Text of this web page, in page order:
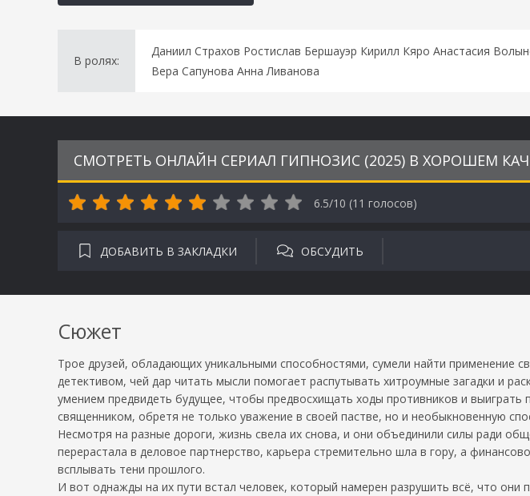
В ролях:
Даниил Страхов Ростислав Бершауэр Кирилл Кяро Анастасия
Вера Сапунова Анна Ливанова
СМОТРЕТЬ ОНЛАЙН СЕРИАЛ ГИПНОЗИС (2025) В ХОРОШЕМ
6.5/10 (11 голосов)
ДОБАВИТЬ В ЗАКЛАДКИ ОБСУДИТЬ
Сюжет
Трое друзей, обладающих уникальными способностями, сумели найти применение
детективом, чей дар читать мысли помогает распутывать хитроумные загадки и
умением предвидеть будущее, чтобы предвосхищать ходы противников и выиграть
священником, обретя не только уважение в своей пастве, но и необыкновенную
Несмотря на разные дороги, жизнь свела их снова, и они объединили силы ради
перерастала в деловое партнерство, карьера стремительно шла в гору, а
всплывать тени прошлого.
И вот однажды на их пути встал человек, который намерен разрушить всё, что